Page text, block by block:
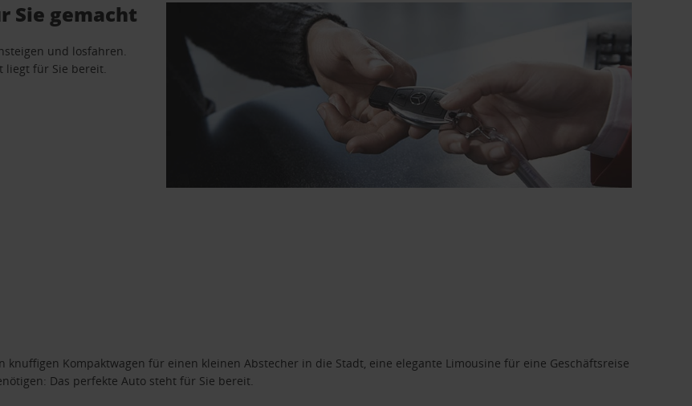
Sie gemacht
und losfahren.
liegt für Sie bereit.
Kompaktwagen für einen kleinen Abstecher in die Stadt, eine elegante Limousine für eine Geschäftsreise
Das perfekte Auto steht für Sie bereit.